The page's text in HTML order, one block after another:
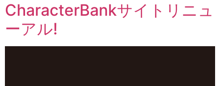
CharacterBankサイトリニュ
ーアル!